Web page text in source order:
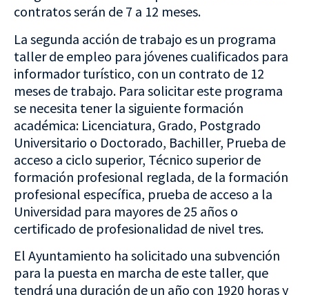
contratos serán de 7 a 12 meses.
La segunda acción de trabajo es un programa
taller de empleo para jóvenes cualificados para
informador turístico, con un contrato de 12
meses de trabajo. Para solicitar este programa
se necesita tener la siguiente formación
académica: Licenciatura, Grado, Postgrado
Universitario o Doctorado, Bachiller, Prueba de
acceso a ciclo superior, Técnico superior de
formación profesional reglada, de la formación
profesional específica, prueba de acceso a la
Universidad para mayores de 25 años o
certificado de profesionalidad de nivel tres.
El Ayuntamiento ha solicitado una subvención
para la puesta en marcha de este taller, que
tendrá una duración de un año con 1920 horas y